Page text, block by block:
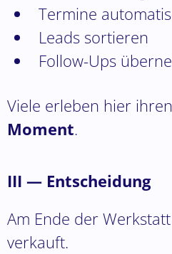
Termine
Leads sortieren
Follow-Ups
Viele erleben hier
Moment.
III — Entscheidung
Am Ende der
verkauft.